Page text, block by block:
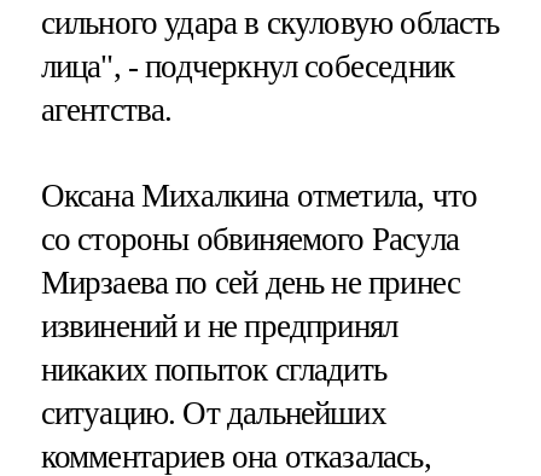
сильного удара в скуловую область
лица", - подчеркнул собеседник
агентства.
Оксана Михалкина отметила, что
со стороны обвиняемого Расула
Мирзаева по сей день не принес
извинений и не предпринял
никаких попыток сгладить
ситуацию. От дальнейших
комментариев она отказалась,